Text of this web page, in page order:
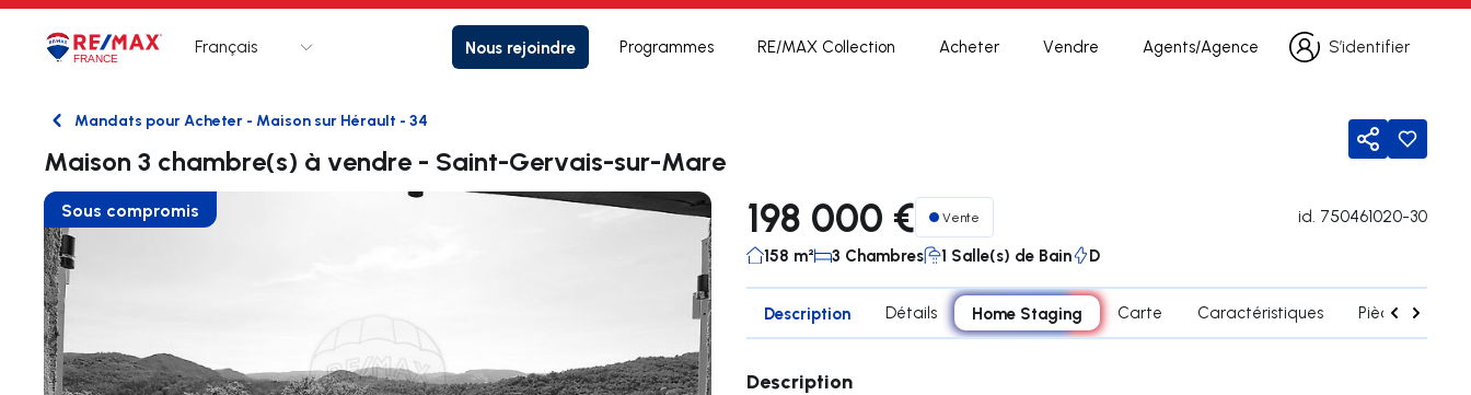
LogoAller à la page d’accueil
Français Nous rejoindre Programmes RE/MAX Collection Acheter Vendre Agents/Agence
S’identifier
S’identifier
RetourMandats pour Acheter - Maison sur Hérault - 34
Maison 3 chambre(s) à vendre - Saint-Gervais-sur-Mare Partager
Sous compromis 198 000 € Vente id. 750461020-30
158 m² 3 Chambres 1 Salle(s) de Bain D
Description Détails Home Staging Carte Caractéristiques Pièces
Description